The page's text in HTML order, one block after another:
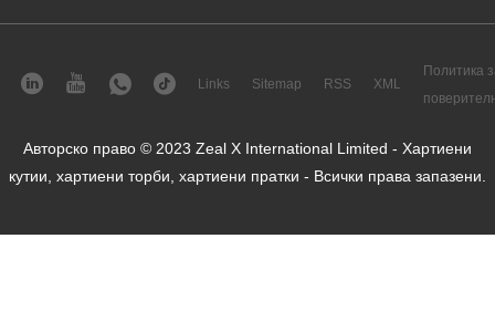
Links Sitemap RSS XML
Политика
Авторско право © 2023 Zeal X International Limited - Хартиени
кутии, хартиени торби, хартиени пратки - Всички права запазени.